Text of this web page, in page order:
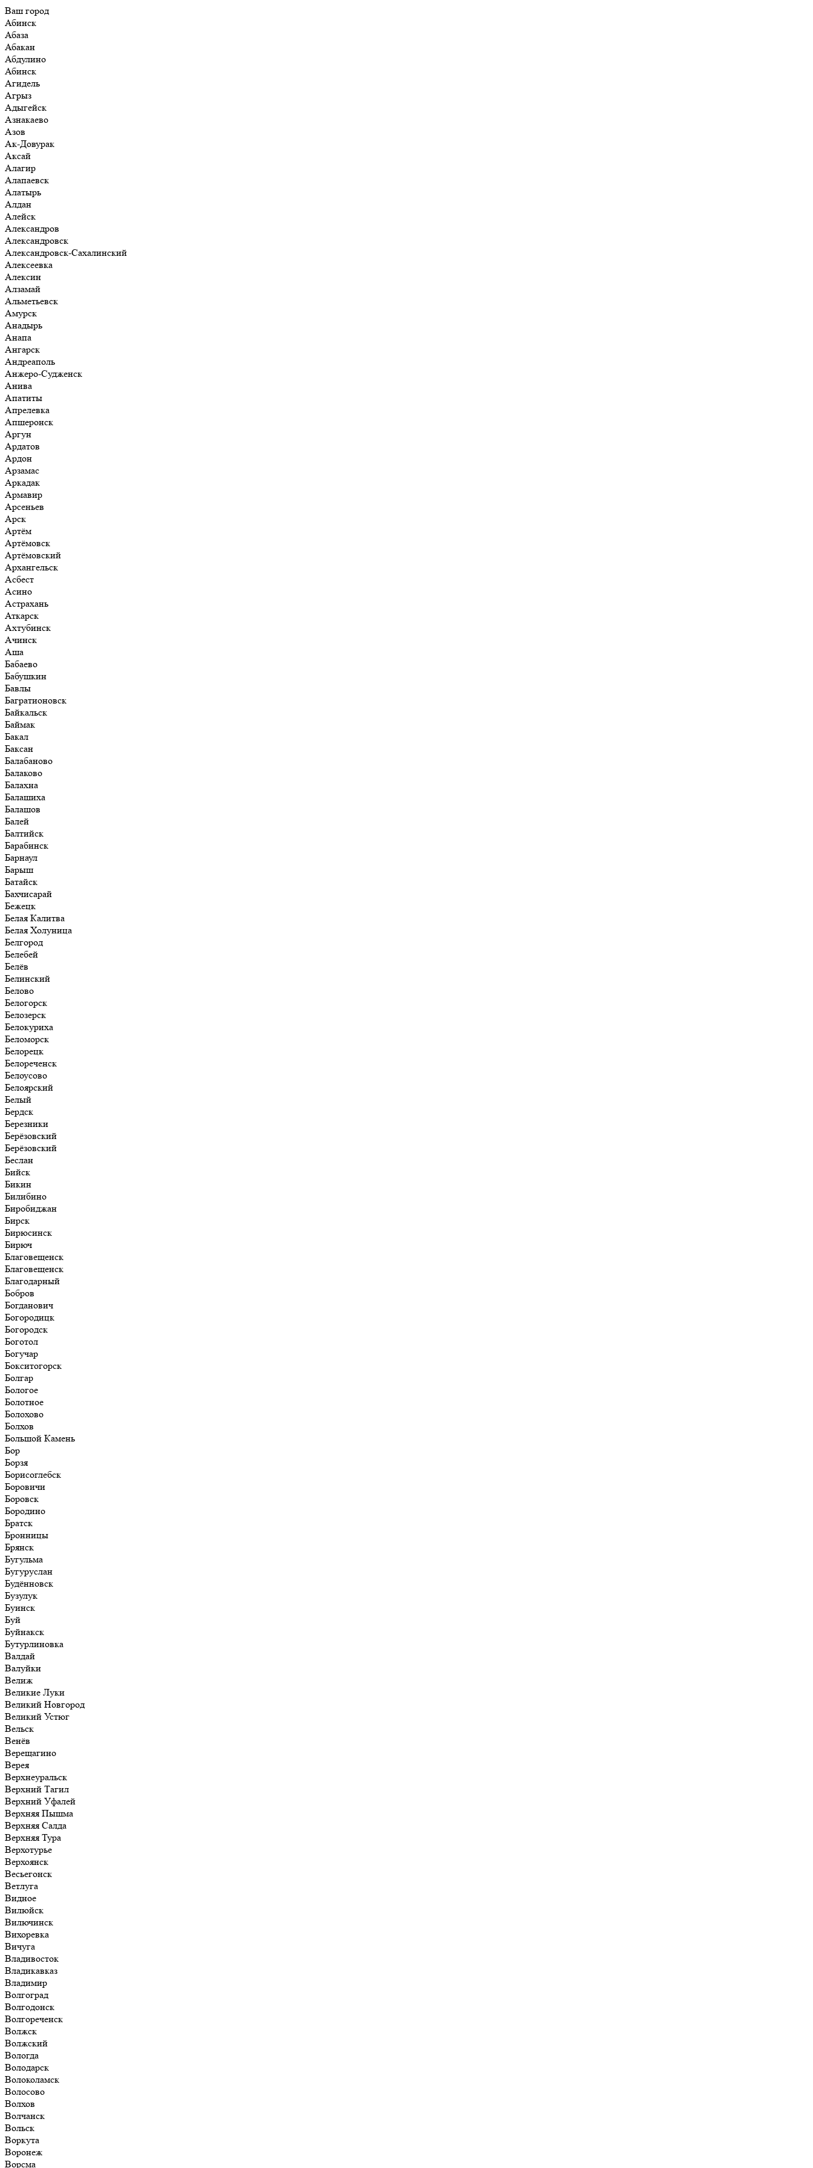
Ваш город
Абинск
Абаза
Абакан
Абдулино
Абинск
Агидель
Агрыз
Адыгейск
Азнакаево
Азов
Ак-Довурак
Аксай
Алагир
Алапаевск
Алатырь
Алдан
Алейск
Александров
Александровск
Александровск-Сахалинский
Алексеевка
Алексин
Алзамай
Альметьевск
Амурск
Анадырь
Анапа
Ангарск
Андреаполь
Анжеро-Судженск
Анива
Апатиты
Апрелевка
Апшеронск
Аргун
Ардатов
Ардон
Арзамас
Аркадак
Армавир
Арсеньев
Арск
Артём
Артёмовск
Артёмовский
Архангельск
Асбест
Асино
Астрахань
Аткарск
Ахтубинск
Ачинск
Аша
Бабаево
Бабушкин
Бавлы
Багратионовск
Байкальск
Баймак
Бакал
Баксан
Балабаново
Балаково
Балахна
Балашиха
Балашов
Балей
Балтийск
Барабинск
Барнаул
Барыш
Батайск
Бахчисарай
Бежецк
Белая Калитва
Белая Холуница
Белгород
Белебей
Белёв
Белинский
Белово
Белогорск
Белозерск
Белокуриха
Беломорск
Белорецк
Белореченск
Белоусово
Белоярский
Белый
Бердск
Березники
Берёзовский
Берёзовский
Беслан
Бийск
Бикин
Билибино
Биробиджан
Бирск
Бирюсинск
Бирюч
Благовещенск
Благовещенск
Благодарный
Бобров
Богданович
Богородицк
Богородск
Боготол
Богучар
Бокситогорск
Болгар
Бологое
Болотное
Болохово
Болхов
Большой Камень
Бор
Борзя
Борисоглебск
Боровичи
Боровск
Бородино
Братск
Бронницы
Брянск
Бугульма
Бугуруслан
Будённовск
Бузулук
Буинск
Буй
Буйнакск
Бутурлиновка
Валдай
Валуйки
Велиж
Великие Луки
Великий Новгород
Великий Устюг
Вельск
Венёв
Верещагино
Верея
Верхнеуральск
Верхний Тагил
Верхний Уфалей
Верхняя Пышма
Верхняя Салда
Верхняя Тура
Верхотурье
Верхоянск
Весьегонск
Ветлуга
Видное
Вилюйск
Вилючинск
Вихоревка
Вичуга
Владивосток
Владикавказ
Владимир
Волгоград
Волгодонск
Волгореченск
Волжск
Волжский
Вологда
Володарск
Волоколамск
Волосово
Волхов
Волчанск
Вольск
Воркута
Воронеж
Ворсма